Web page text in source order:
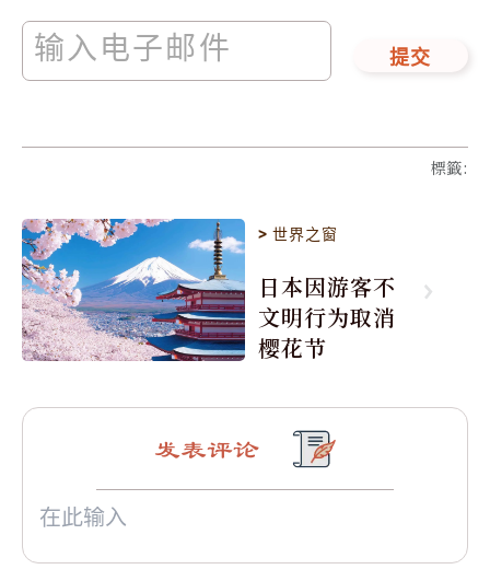
提交
標籤:
>世界之窗
日本因游客不
文明行为取消
樱花节
发表评论